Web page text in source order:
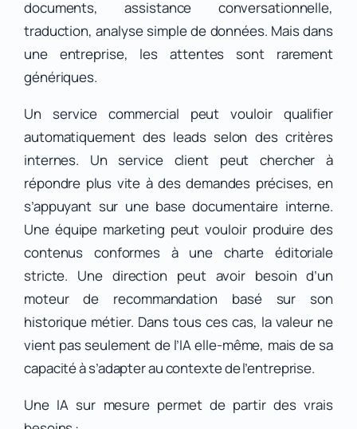
documents, assistance conversationnelle,
traduction, analyse simple de données. Mais dans
une entreprise, les attentes sont rarement
génériques.
Un service commercial peut vouloir qualifier
automatiquement des leads selon des critères
internes. Un service client peut chercher à
répondre plus vite à des demandes précises, en
s’appuyant sur une base documentaire interne.
Une équipe marketing peut vouloir produire des
contenus conformes à une charte éditoriale
stricte. Une direction peut avoir besoin d’un
moteur de recommandation basé sur son
historique métier. Dans tous ces cas, la valeur ne
vient pas seulement de l’IA elle-même, mais de sa
capacité à s’adapter au contexte de l’entreprise.
Une IA sur mesure permet de partir des vrais